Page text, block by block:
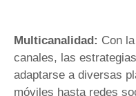
Multicanalidad: Con
canales, las
adaptarse a diversas
móviles hasta redes